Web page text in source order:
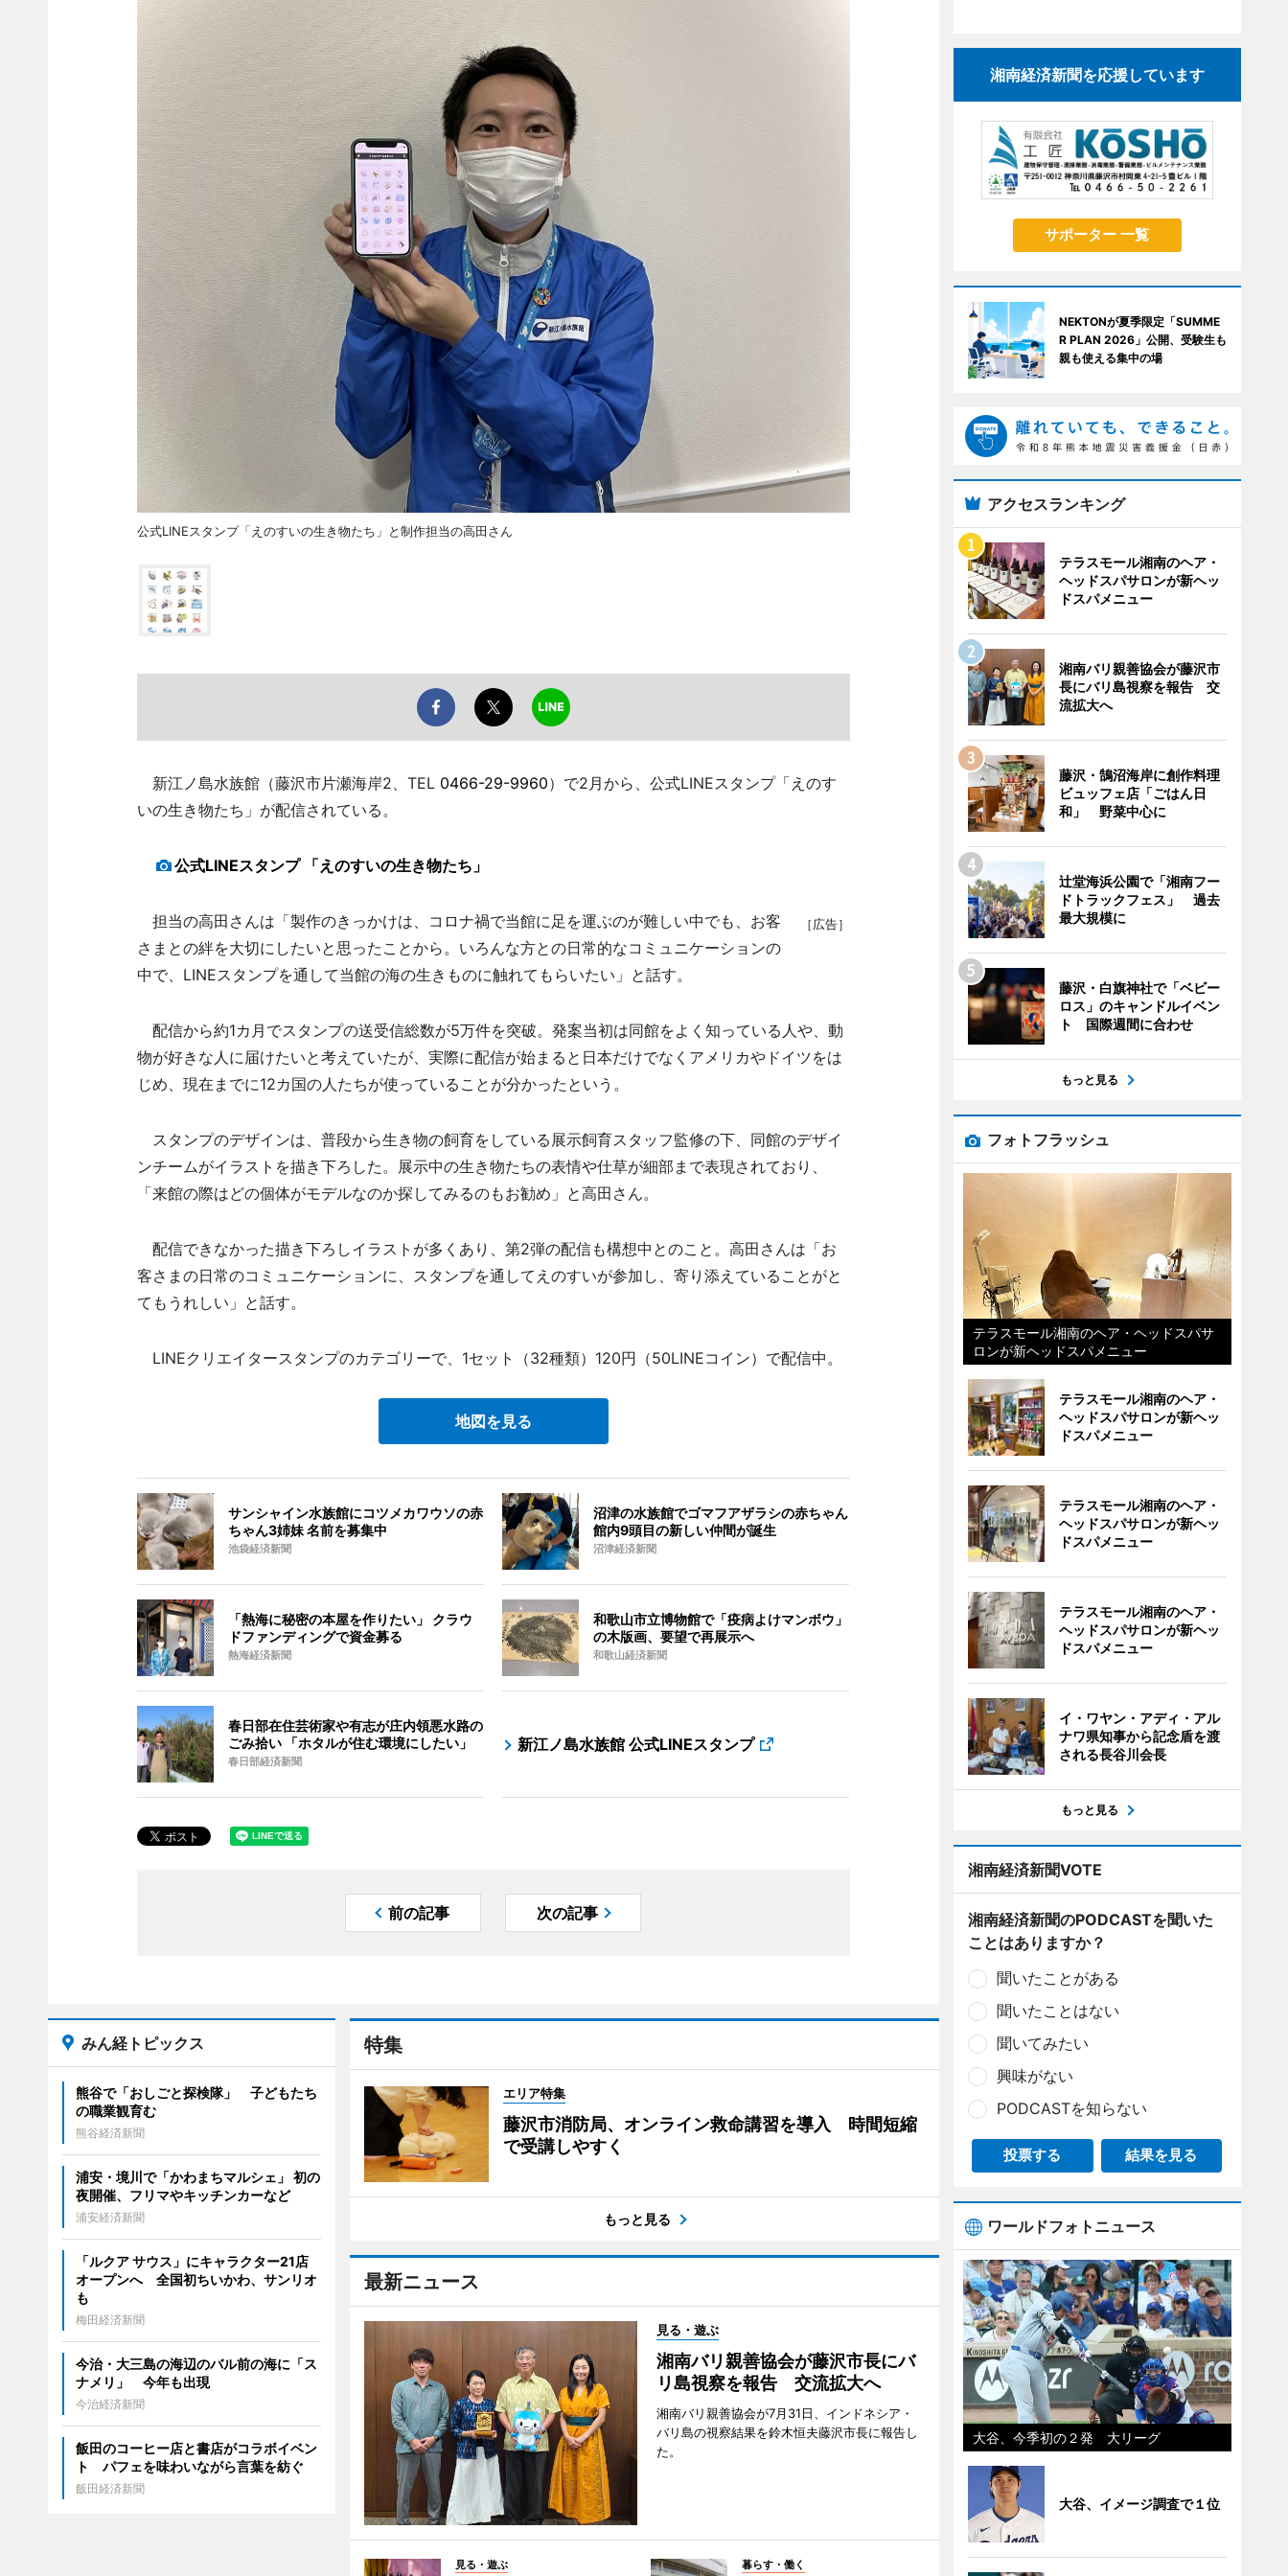
公式LINEスタンプ「えのすいの生き物たち」と制作担当の高田さん
新江ノ島水族館（藤沢市片瀬海岸2、TEL 0466-29-9960）で2月から、公式LINEスタンプ「えのす
いの生き物たち」が配信されている。
公式LINEスタンプ 「えのすいの生き物たち」
［広告］
担当の高田さんは「製作のきっかけは、コロナ禍で当館に足を運ぶのが難しい中でも、お客
さまとの絆を大切にしたいと思ったことから。いろんな方との日常的なコミュニケーションの
中で、LINEスタンプを通して当館の海の生きものに触れてもらいたい」と話す。
配信から約1カ月でスタンプの送受信総数が5万件を突破。発案当初は同館をよく知っている人や、動
物が好きな人に届けたいと考えていたが、実際に配信が始まると日本だけでなくアメリカやドイツをは
じめ、現在までに12カ国の人たちが使っていることが分かったという。
スタンプのデザインは、普段から生き物の飼育をしている展示飼育スタッフ監修の下、同館のデザイ
ンチームがイラストを描き下ろした。展示中の生き物たちの表情や仕草が細部まで表現されており、
「来館の際はどの個体がモデルなのか探してみるのもお勧め」と高田さん。
配信できなかった描き下ろしイラストが多くあり、第2弾の配信も構想中とのこと。高田さんは「お
客さまの日常のコミュニケーションに、スタンプを通してえのすいが参加し、寄り添えていることがと
てもうれしい」と話す。
LINEクリエイタースタンプのカテゴリーで、1セット（32種類）120円（50LINEコイン）で配信中。
地図を見る
サンシャイン水族館にコツメカワウソの赤
ちゃん3姉妹 名前を募集中
池袋経済新聞
沼津の水族館でゴマフアザラシの赤ちゃん
館内9頭目の新しい仲間が誕生
沼津経済新聞
「熱海に秘密の本屋を作りたい」 クラウ
ドファンディングで資金募る
熱海経済新聞
和歌山市立博物館で「疫病よけマンボウ」
の木版画、要望で再展示へ
和歌山経済新聞
春日部在住芸術家や有志が庄内領悪水路の
ごみ拾い 「ホタルが住む環境にしたい」
春日部経済新聞
新江ノ島水族館 公式LINEスタンプ
前の記事 次の記事
特集
エリア特集
藤沢市消防局、オンライン救命講習を導入 時間短縮
で受講しやすく
もっと見る
最新ニュース
見る・遊ぶ
湘南バリ親善協会が藤沢市長にバ
リ島視察を報告 交流拡大へ
湘南バリ親善協会が7月31日、インドネシア・
バリ島の視察結果を鈴木恒夫藤沢市長に報告し
た。
見る・遊ぶ 暮らす・働く
みん経トピックス
熊谷で「おしごと探検隊」 子どもたち
の職業観育む
熊谷経済新聞
浦安・境川で「かわまちマルシェ」 初の
夜開催、フリマやキッチンカーなど
浦安経済新聞
「ルクア サウス」にキャラクター21店
オープンへ 全国初ちいかわ、サンリオ
も
梅田経済新聞
今治・大三島の海辺のバル前の海に「ス
ナメリ」 今年も出現
今治経済新聞
飯田のコーヒー店と書店がコラボイベン
ト パフェを味わいながら言葉を紡ぐ
飯田経済新聞
湘南経済新聞を応援しています
サポーター 一覧
NEKTONが夏季限定「SUMME
R PLAN 2026」公開、受験生も
親も使える集中の場
アクセスランキング
テラスモール湘南のヘア・
ヘッドスパサロンが新ヘッ
ドスパメニュー
湘南バリ親善協会が藤沢市
長にバリ島視察を報告 交
流拡大へ
藤沢・鵠沼海岸に創作料理
ビュッフェ店「ごはん日
和」 野菜中心に
辻堂海浜公園で「湘南フー
ドトラックフェス」 過去
最大規模に
藤沢・白旗神社で「ベビー
ロス」のキャンドルイベン
ト 国際週間に合わせ
もっと見る
フォトフラッシュ
テラスモール湘南のヘア・ヘッドスパサ
ロンが新ヘッドスパメニュー
テラスモール湘南のヘア・
ヘッドスパサロンが新ヘッ
ドスパメニュー
テラスモール湘南のヘア・
ヘッドスパサロンが新ヘッ
ドスパメニュー
テラスモール湘南のヘア・
ヘッドスパサロンが新ヘッ
ドスパメニュー
イ・ワヤン・アディ・アル
ナワ県知事から記念盾を渡
される長谷川会長
もっと見る
湘南経済新聞VOTE
湘南経済新聞のPODCASTを聞いた
ことはありますか？
聞いたことがある
聞いたことはない
聞いてみたい
興味がない
PODCASTを知らない
投票する 結果を見る
ワールドフォトニュース
大谷、今季初の２発 大リーグ
大谷、イメージ調査で１位